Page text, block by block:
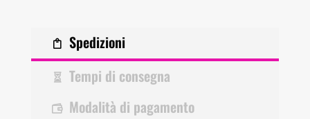
Spedizioni
Tempi di consegna
Modalità di pagamento